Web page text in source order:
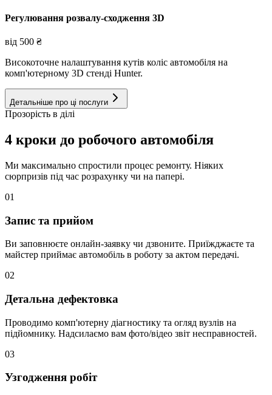
Регулювання розвалу-сходження 3D
від 500 ₴
Високоточне налаштування кутів коліс автомобіля на
комп'ютерному 3D стенді Hunter.
Детальніше про ці послуги
Прозорість в ділі
4 кроки до робочого автомобіля
Ми максимально спростили процес ремонту. Ніяких
сюрпризів під час розрахунку чи на папері.
01
Запис та прийом
Ви заповнюєте онлайн-заявку чи дзвоните. Приїжджаєте та
майстер приймає автомобіль в роботу за актом передачі.
02
Детальна дефектовка
Проводимо комп'ютерну діагностику та огляд вузлів на
підйомнику. Надсилаємо вам фото/відео звіт несправностей.
03
Узгодження робіт